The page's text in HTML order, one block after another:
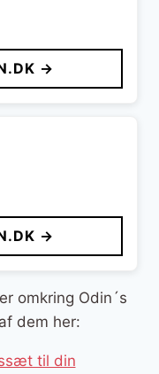
→
→
omkring Odin´s
dem her:
til din